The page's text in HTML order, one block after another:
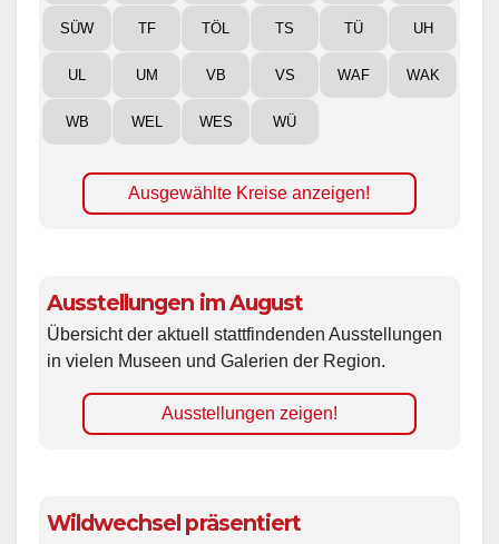
SÜW TF TÖL TS TÜ UH
UL UM VB VS WAF WAK
WB WEL WES WÜ
Ausgewählte Kreise anzeigen!
Ausstellungen im August
Übersicht der aktuell stattfindenden Ausstellungen
in vielen Museen und Galerien der Region.
Ausstellungen zeigen!
Wildwechsel präsentiert